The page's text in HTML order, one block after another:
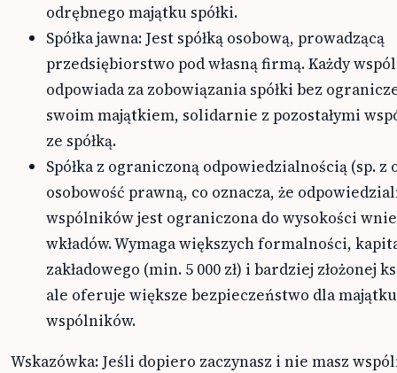
odrębnego majątku spółki.
Spółka jawna: Jest spółką osobową, prowadzącą
przedsiębiorstwo pod własną firmą. Każdy
odpowiada za zobowiązania spółki bez
swoim majątkiem, solidarnie z pozostałymi
ze spółką.
Spółka z ograniczoną odpowiedzialnością (sp. z
osobowość prawną, co oznacza, że
wspólników jest ograniczona do wysokości
wkładów. Wymaga większych formalności,
zakładowego (min. 5 000 zł) i bardziej złożonej
ale oferuje większe bezpieczeństwo dla
wspólników.
Wskazówka: Jeśli dopiero zaczynasz i nie masz